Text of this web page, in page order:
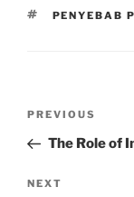
TAGS
PENYEBAB
Previous
Post
PREVIOUS
The Role of
Next
NEXT